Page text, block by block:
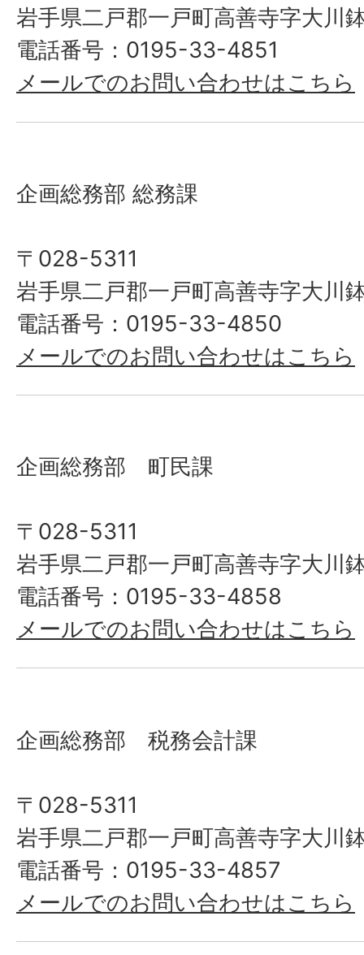
岩手県二戸郡一戸町高善寺字大川
電話番号：0195-33-4851
メールでのお問い合わせはこちら
企画総務部 総務課
〒028-5311
岩手県二戸郡一戸町高善寺字大川
電話番号：0195-33-4850
メールでのお問い合わせはこちら
企画総務部 町民課
〒028-5311
岩手県二戸郡一戸町高善寺字大川
電話番号：0195-33-4858
メールでのお問い合わせはこちら
企画総務部 税務会計課
〒028-5311
岩手県二戸郡一戸町高善寺字大川
電話番号：0195-33-4857
メールでのお問い合わせはこちら